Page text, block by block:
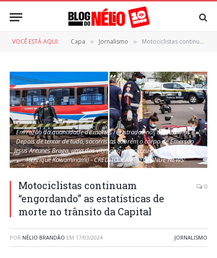
VOCÊ ESTÁ AQUI: Capa » Jornalismo » Motociclistas continuam “engordando” as estatísticas de morte no trânsito da Capital
Em razão da quantidade de mortes registradas nos últimos dias e
Depois de tentar de tudo, socorristas cobrem o corpo de Emerson
Jesus Antunes Braga, uma das vítimas que morreu no trânsito (Foto:
Henrique Kawaminami) - CREDITO: CAMPO GRANDE NEWS
Motociclistas continuam
“engordando” as estatísticas de
morte no trânsito da Capital
0
POR NÉLIO BRANDÃO EM 17/03/2024 JORNALISMO